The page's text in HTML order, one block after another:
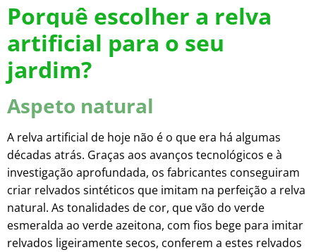
Porquê escolher a relva
artificial para o seu
jardim?
Aspeto natural
A relva artificial de hoje não é o que era há algumas
décadas atrás. Graças aos avanços tecnológicos e à
investigação aprofundada, os fabricantes conseguiram
criar relvados sintéticos que imitam na perfeição a relva
natural. As tonalidades de cor, que vão do verde
esmeralda ao verde azeitona, com fios bege para imitar
relvados ligeiramente secos, conferem a estes relvados